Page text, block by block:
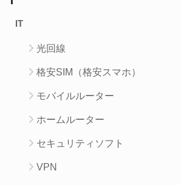
IT
光回線
格安SIM（格安スマホ）
モバイルルーター
ホームルーター
セキュリティソフト
VPN